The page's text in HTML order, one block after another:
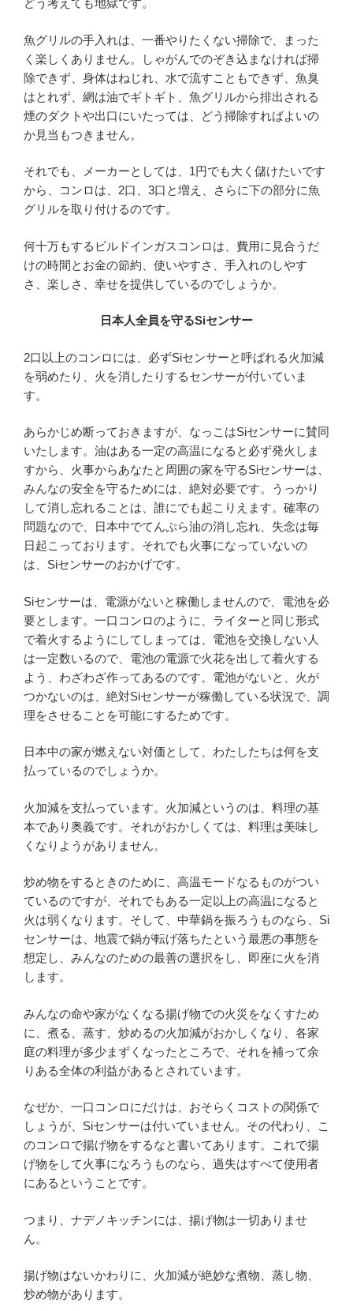
どう考えても地獄です。
魚グリルの手入れは、一番やりたくない掃除で、まった
く楽しくありません。しゃがんでのぞき込まなければ掃
除できず、身体はねじれ、水で流すこともできず、魚臭
はとれず、網は油でギトギト、魚グリルから排出される
煙のダクトや出口にいたっては、どう掃除すればよいの
か見当もつきません。
それでも、メーカーとしては、1円でも大く儲けたいです
から、コンロは、2口、3口と増え、さらに下の部分に魚
グリルを取り付けるのです。
何十万もするビルドインガスコンロは、費用に見合うだ
けの時間とお金の節約、使いやすさ、手入れのしやす
さ、楽しさ、幸せを提供しているのでしょうか。
日本人全員を守るSiセンサー
2口以上のコンロには、必ずSiセンサーと呼ばれる火加減
を弱めたり、火を消したりするセンサーが付いていま
す。
あらかじめ断っておきますが、なっこはSiセンサーに賛同
いたします。油はある一定の高温になると必ず発火しま
すから、火事からあなたと周囲の家を守るSiセンサーは、
みんなの安全を守るためには、絶対必要です。うっかり
して消し忘れることは、誰にでも起こりえます。確率の
問題なので、日本中でてんぷら油の消し忘れ、失念は毎
日起こっております。それでも火事になっていないの
は、Siセンサーのおかげです。
Siセンサーは、電源がないと稼働しませんので、電池を必
要とします。一口コンロのように、ライターと同じ形式
で着火するようにしてしまっては、電池を交換しない人
は一定数いるので、電池の電源で火花を出して着火する
よう、わざわざ作ってあるのです。電池がないと、火が
つかないのは、絶対Siセンサーが稼働している状況で、調
理をさせることを可能にするためです。
日本中の家が燃えない対価として、わたしたちは何を支
払っているのでしょうか。
火加減を支払っています。火加減というのは、料理の基
本であり奥義です。それがおかしくては、料理は美味し
くなりようがありません。
炒め物をするときのために、高温モードなるものがつい
ているのですが、それでもある一定以上の高温になると
火は弱くなります。そして、中華鍋を振ろうものなら、Si
センサーは、地震で鍋が転げ落ちたという最悪の事態を
想定し、みんなのための最善の選択をし、即座に火を消
します。
みんなの命や家がなくなる揚げ物での火災をなくすため
に、煮る、蒸す、炒めるの火加減がおかしくなり、各家
庭の料理が多少まずくなったところで、それを補って余
りある全体の利益があるとされています。
なぜか、一口コンロにだけは、おそらくコストの関係で
しょうが、Siセンサーは付いていません。その代わり、こ
のコンロで揚げ物をするなと書いてあります。これで揚
げ物をして火事になろうものなら、過失はすべて使用者
にあるということです。
つまり、ナデノキッチンには、揚げ物は一切ありませ
ん。
揚げ物はないかわりに、火加減が絶妙な煮物、蒸し物、
炒め物があります。